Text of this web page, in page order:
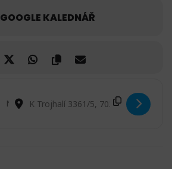
GOOGLE KALEDNÁŘ
Address - Acroyoga Jam v Ostravě -
Destination Address - Acroyoga Jam